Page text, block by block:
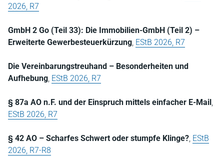
2026, R7
GmbH 2 Go (Teil 33): Die Immobilien-GmbH (Teil 2) –
Erweiterte Gewerbesteuerkürzung, EStB 2026, R7
Die Vereinbarungstreuhand – Besonderheiten und
Aufhebung, EStB 2026, R7
§ 87a AO n.F. und der Einspruch mittels einfacher E-Mail ,
EStB 2026, R7
§ 42 AO – Scharfes Schwert oder stumpfe Klinge?, EStB
2026, R7-R8